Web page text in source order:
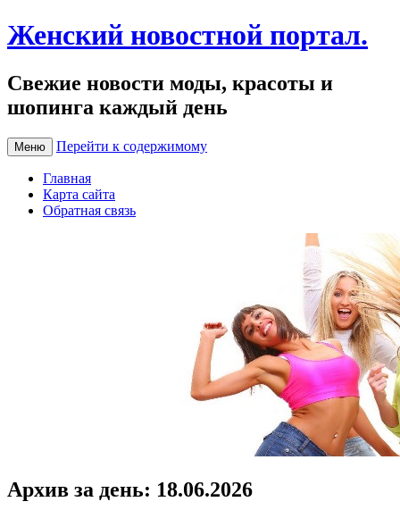
Женский новостной портал.
Свежие новости моды, красоты и
шопинга каждый день
Меню Перейти к содержимому
Главная
Карта сайта
Обратная связь
Архив за день: 18.06.2026